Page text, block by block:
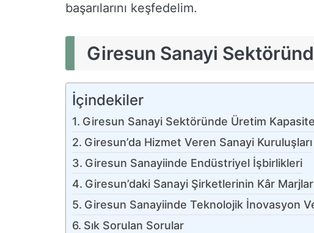
başarılarını keşfedelim.
Giresun Sanayi
İçindekiler
Giresun Sanayi Sektöründe Üretim
Giresun’da Hizmet Veren Sanayi Kuruluşları
Giresun Sanayiinde Endüstriyel İşbirlikleri
Giresun’daki Sanayi Şirketlerinin Kâr
Giresun Sanayiinde Teknolojik İnovasyon
Sık Sorulan Sorular